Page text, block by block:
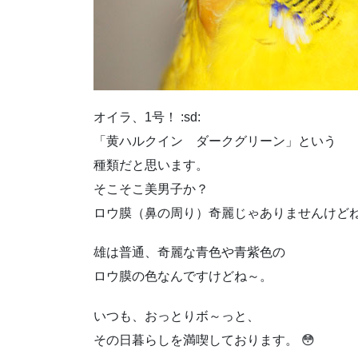
オイラ、1号！ :sd:
「黄ハルクイン ダークグリーン」という
種類だと思います。
そこそこ美男子か？
ロウ膜（鼻の周り）奇麗じゃありませんけど
雄は普通、奇麗な青色や青紫色の
ロウ膜の色なんですけどね～。
いつも、おっとりボ～っと、
その日暮らしを満喫しております。 😳